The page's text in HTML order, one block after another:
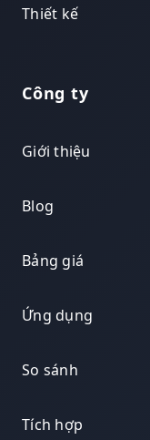
Thiết kế
Công ty
Giới thiệu
Blog
Bảng giá
Ứng dụng
So sánh
Tích hợp